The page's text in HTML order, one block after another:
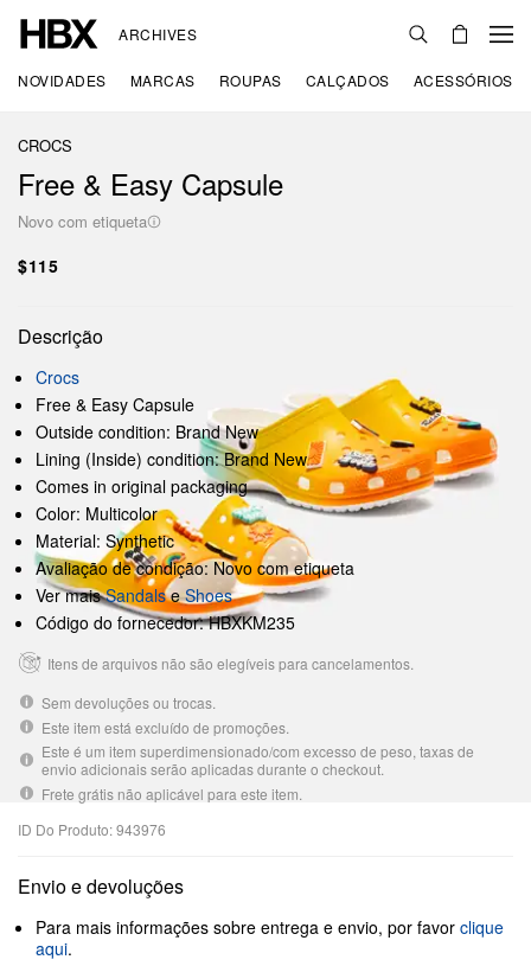
ARCHIVES
NOVIDADES MARCAS ROUPAS CALÇADOS ACESSÓRIOS
CROCS
Free & Easy Capsule
Novo com etiqueta
$115
Descrição
Crocs
Free & Easy Capsule
Outside condition: Brand New
Lining (Inside) condition: Brand New
Comes in original packaging
Color: Multicolor
Material: Synthetic
Avaliação de condição: Novo com etiqueta
Ver maisSandalseShoes
Código do fornecedor: HBXKM235
Itens de arquivos não são elegíveis para cancelamentos.
Sem devoluções ou trocas.
Este item está excluído de promoções.
Este é um item superdimensionado/com excesso de peso, taxas de
envio adicionais serão aplicadas durante o checkout.
Frete grátis não aplicável para este item.
ID Do Produto: 943976
Envio e devoluções
Para mais informações sobre entrega e envio, por favor clique
aqui.